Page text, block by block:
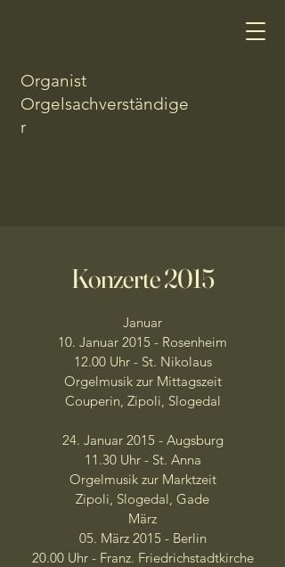
Organist
Orgelsachverständige
r
Konzerte 2015
Januar
10. Januar 2015 - Rosenheim
12.00 Uhr - St. Nikolaus
Orgelmusik zur Mittagszeit
Couperin, Zipoli, Slogedal
24. Januar 2015 - Augsburg
11.30 Uhr - St. Anna
Orgelmusik zur Marktzeit
Zipoli, Slogedal, Gade
März
05. März 2015 - Berlin
20.00 Uhr - Franz. Friedrichstadtkirche